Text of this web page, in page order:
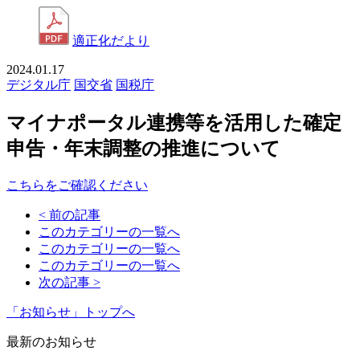
適正化だより
2024.01.17
デジタル庁 国交省 国税庁
マイナポータル連携等を活用した確定
申告・年末調整の推進について
こちらをご確認ください
< 前の記事
このカテゴリーの一覧へ
このカテゴリーの一覧へ
このカテゴリーの一覧へ
次の記事 >
「お知らせ」トップへ
最新のお知らせ